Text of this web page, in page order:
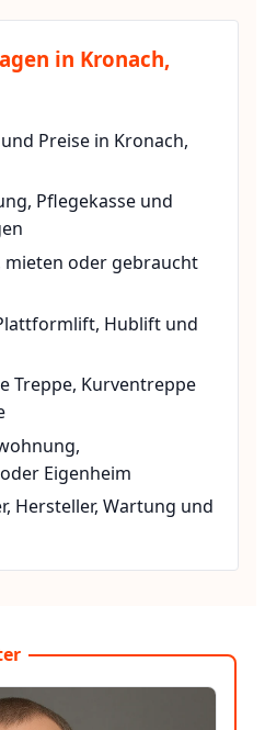
in Kronach,
Preise in Kronach,
Pflegekasse und
oder gebraucht
Hublift und
Treppe, Kurventreppe
Eigenheim
Hersteller, Wartung und